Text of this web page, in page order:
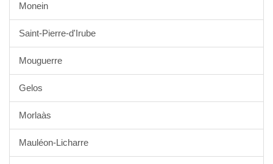
Monein
Saint-Pierre-d'Irube
Mouguerre
Gelos
Morlaàs
Mauléon-Licharre